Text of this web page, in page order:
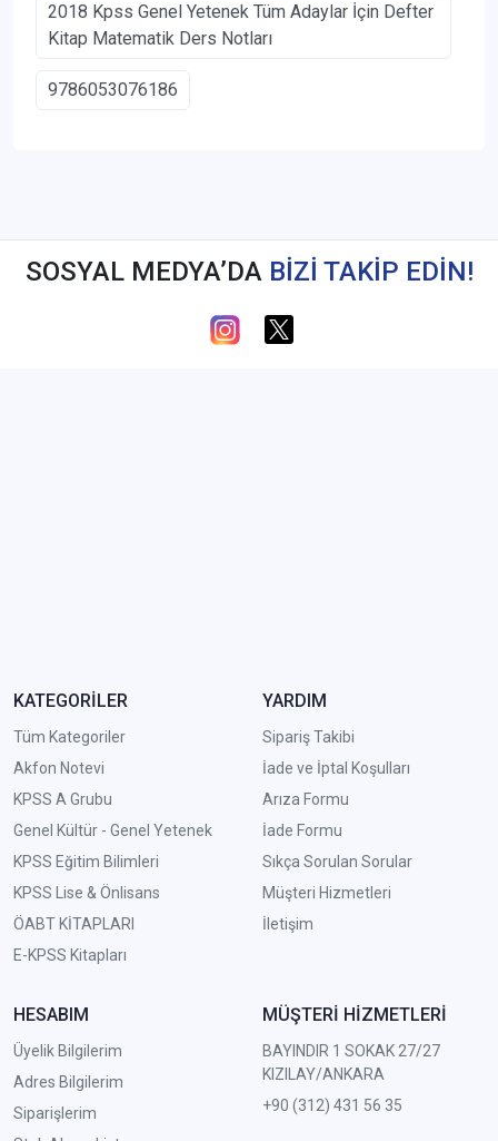
2018 Kpss Genel Yetenek Tüm Adaylar İçin Defter
Kitap Matematik Ders Notları
9786053076186
SOSYAL MEDYA’DA BİZİ TAKİP EDİN!
KATEGORİLER
Tüm Kategoriler
Akfon Notevi
KPSS A Grubu
Genel Kültür - Genel Yetenek
KPSS Eğitim Bilimleri
KPSS Lise & Önlisans
ÖABT KİTAPLARI
E-KPSS Kitapları
YARDIM
Sipariş Takibi
İade ve İptal Koşulları
Arıza Formu
İade Formu
Sıkça Sorulan Sorular
Müşteri Hizmetleri
İletişim
HESABIM
Üyelik Bilgilerim
Adres Bilgilerim
Siparişlerim
MÜŞTERİ HİZMETLERİ
BAYINDIR 1 SOKAK 27/27
KIZILAY/ANKARA
+90 (312) 431 56 35